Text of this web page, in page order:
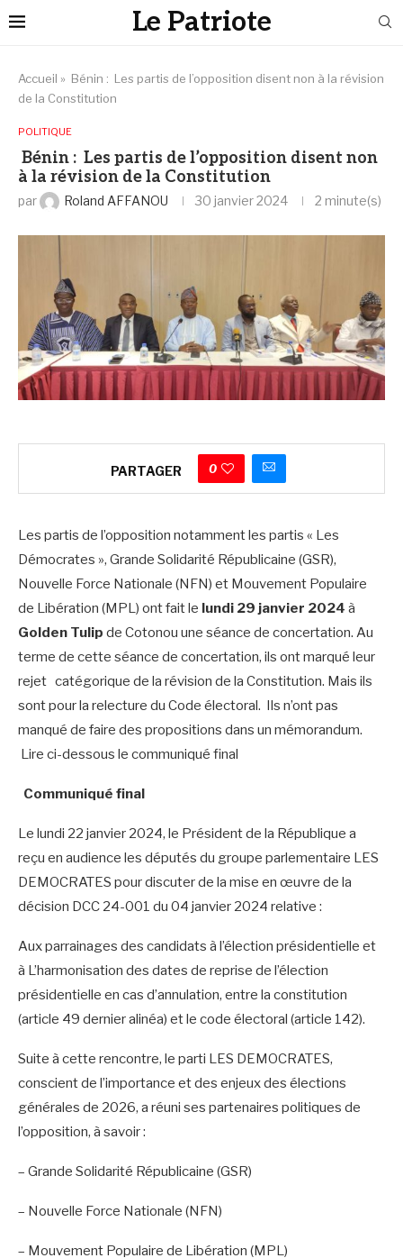
Le Patriote
Accueil » Bénin : Les partis de l’opposition disent non à la révision
de la Constitution
POLITIQUE
Bénin : Les partis de l’opposition disent non
à la révision de la Constitution
par Roland AFFANOU 30 janvier 2024 2 minute(s)
PARTAGER 0
Les partis de l’opposition notamment les partis « Les
Démocrates », Grande Solidarité Républicaine (GSR),
Nouvelle Force Nationale (NFN) et Mouvement Populaire
de Libération (MPL) ont fait le lundi 29 janvier 2024 à
Golden Tulip de Cotonou une séance de concertation. Au
terme de cette séance de concertation, ils ont marqué leur
rejet catégorique de la révision de la Constitution. Mais ils
sont pour la relecture du Code électoral. Ils n’ont pas
manqué de faire des propositions dans un mémorandum.
Lire ci-dessous le communiqué final
Communiqué final
Le lundi 22 janvier 2024, le Président de la République a
reçu en audience les députés du groupe parlementaire LES
DEMOCRATES pour discuter de la mise en œuvre de la
décision DCC 24-001 du 04 janvier 2024 relative :
Aux parrainages des candidats à l’élection présidentielle et
à L’harmonisation des dates de reprise de l’élection
présidentielle en cas d’annulation, entre la constitution
(article 49 dernier alinéa) et le code électoral (article 142).
Suite à cette rencontre, le parti LES DEMOCRATES,
conscient de l’importance et des enjeux des élections
générales de 2026, a réuni ses partenaires politiques de
l’opposition, à savoir :
– Grande Solidarité Républicaine (GSR)
– Nouvelle Force Nationale (NFN)
– Mouvement Populaire de Libération (MPL)